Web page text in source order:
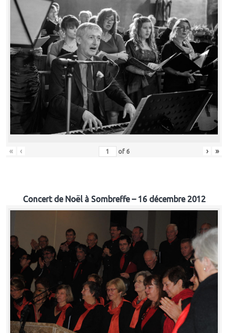
« ‹ of 6 › »
Concert de Noël à Sombreffe – 16 décembre 2012